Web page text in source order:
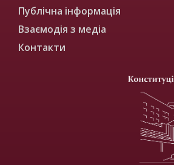
Публічна інформація
Взаємодія з медіа
Контакти